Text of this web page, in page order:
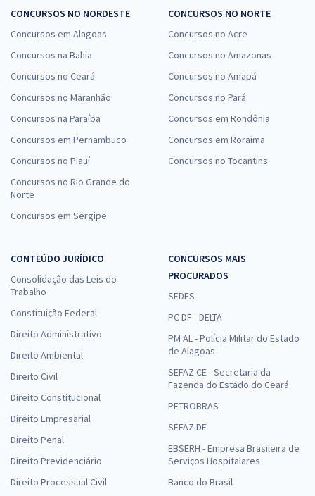
CONCURSOS NO NORDESTE
Concursos em Alagoas
Concursos na Bahia
Concursos no Ceará
Concursos no Maranhão
Concursos na Paraíba
Concursos em Pernambuco
Concursos no Piauí
Concursos no Rio Grande do
Norte
Concursos em Sergipe
CONCURSOS NO NORTE
Concursos no Acre
Concursos no Amazonas
Concursos no Amapá
Concursos no Pará
Concursos em Rondônia
Concursos em Roraima
Concursos no Tocantins
CONTEÚDO JURÍDICO
Consolidação das Leis do
Trabalho
Constituição Federal
Direito Administrativo
Direito Ambiental
Direito Civil
Direito Constitucional
Direito Empresarial
Direito Penal
Direito Previdenciário
Direito Processual Civil
CONCURSOS MAIS
PROCURADOS
SEDES
PC DF - DELTA
PM AL - Polícia Militar do Estado
de Alagoas
SEFAZ CE - Secretaria da
Fazenda do Estado do Ceará
PETROBRAS
SEFAZ DF
EBSERH - Empresa Brasileira de
Serviços Hospitalares
Banco do Brasil